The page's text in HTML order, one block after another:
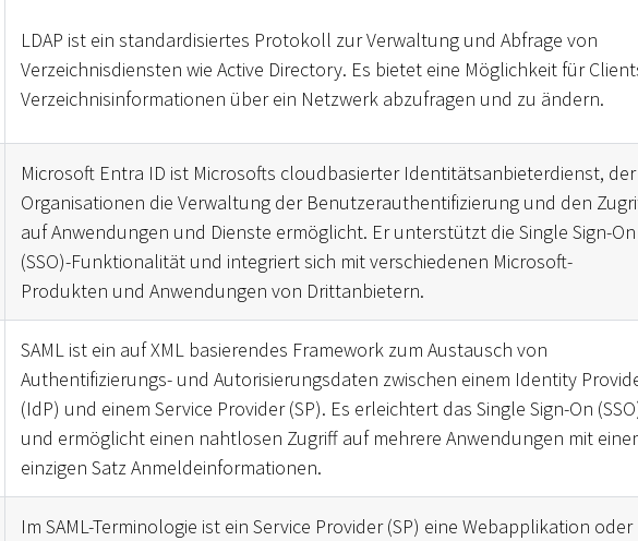
LDAP ist ein standardisiertes Protokoll zur Verwaltung und Abfrage von
Verzeichnisdiensten wie Active Directory. Es bietet eine Möglichkeit für
Verzeichnisinformationen über ein Netzwerk abzufragen und zu ändern.
Microsoft Entra ID ist Microsofts cloudbasierter Identitätsanbieterdienst, der
Organisationen die Verwaltung der Benutzerauthentifizierung und den
auf Anwendungen und Dienste ermöglicht. Er unterstützt die Single Sign-On
(SSO)-Funktionalität und integriert sich mit verschiedenen Microsoft-
Produkten und Anwendungen von Drittanbietern.
SAML ist ein auf XML basierendes Framework zum Austausch von
Authentifizierungs- und Autorisierungsdaten zwischen einem Identity
(IdP) und einem Service Provider (SP). Es erleichtert das Single Sign-On
und ermöglicht einen nahtlosen Zugriff auf mehrere Anwendungen mit
einzigen Satz Anmeldeinformationen.
Im SAML-Terminologie ist ein Service Provider (SP) eine Webapplikation oder